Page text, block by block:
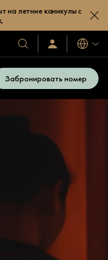
на летние каникулы с
Наши
отели
курорты
Войти/
Языки
Забронировать номер